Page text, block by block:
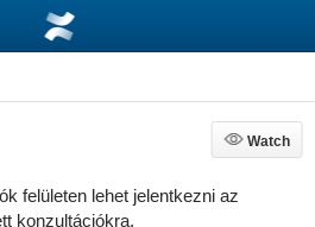
Watch
Watch
felületen lehet jelentkezni az
konzultációkra.